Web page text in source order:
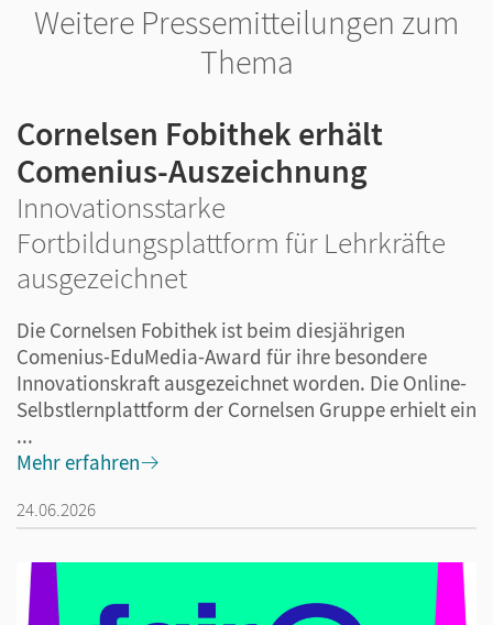
Weitere Pressemitteilungen zum
Thema
Cornelsen Fobithek erhält
Comenius-Auszeichnung
Innovationsstarke
Fortbildungsplattform für Lehrkräfte
ausgezeichnet
Die Cornelsen Fobithek ist beim diesjährigen
Comenius-EduMedia-Award für ihre besondere
Innovationskraft ausgezeichnet worden. Die Online-
Selbstlernplattform der Cornelsen Gruppe erhielt ein
...
Mehr erfahren
24.06.2026